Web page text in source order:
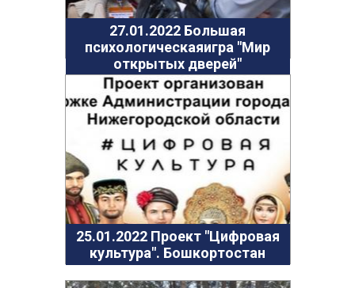
27.01.2022 Большая
психологическаяигра "Мир
открытых дверей"
25.01.2022 Проект "Цифровая
культура". Бошкортостан